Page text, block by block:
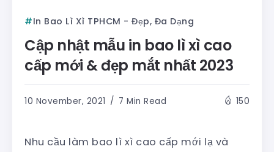
In Bao Lì Xì TPHCM - Đẹp, Đa Dạng
Cập nhật mẫu in bao lì xì cao
cấp mới & đẹp mắt nhất 2023
10 November, 2021 7 Min Read 150
Nhu cầu làm bao lì xì cao cấp mới lạ và